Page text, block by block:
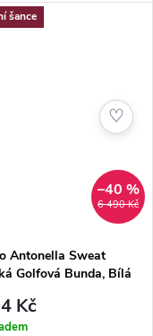
šance
6 490 Kč
–40 %
Antonella Sweat
Golfová Bunda, Bílá
Kč
♡